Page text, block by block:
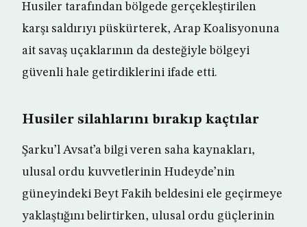
Husiler tarafından bölgede gerçekleştirilen
karşı saldırıyı püskürterek, Arap Koalisyonuna
ait savaş uçaklarının da desteğiyle bölgeyi
güvenli hale getirdiklerini ifade etti.
Husiler silahlarını bırakıp kaçtılar
Şarku’l Avsat’a bilgi veren saha kaynakları,
ulusal ordu kuvvetlerinin Hudeyde’nin
güneyindeki Beyt Fakih beldesini ele geçirmeye
yaklaştığını belirtirken, ulusal ordu güçlerinin